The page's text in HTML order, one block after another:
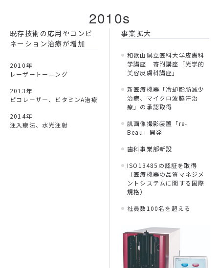
既存技術の応用やコンビ
ネーション治療が増加
2010年
レーザートーニング
2013年
ピコレーザー、ビタミンA治療
2014年
注入療法、水光注射
2010s
事業拡大
和歌山県立医科大学皮膚科
学講座 寄附講座「光学的
美容皮膚科講座」
新医療機器「冷却脂肪減少
治療、マイクロ波脇汗治
療」の承認取得
肌画像撮影装置「re-
Beau」開発
歯科事業部新設
ISO13485の認証を取得
（医療機器の品質マネジメ
ントシステムに関する国際
規格）
社員数100名を超える